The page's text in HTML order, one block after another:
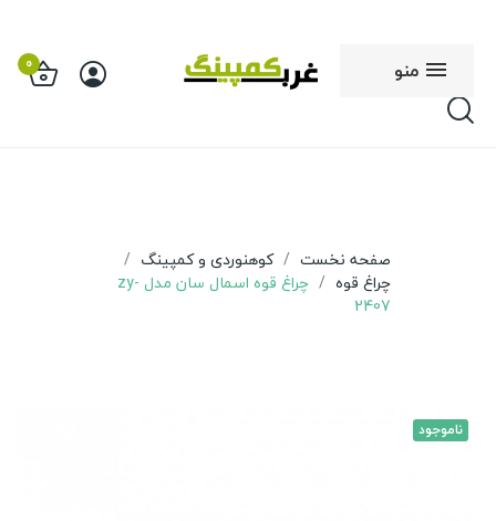
منو 0
صفحه نخست
کوهنوردی و کمپینگ
چراغ قوه
چراغ قوه اسمال سان مدل zy-
2407
ناموجود